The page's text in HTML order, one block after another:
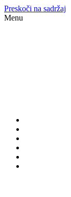
Preskoči na sadržaj
Menu